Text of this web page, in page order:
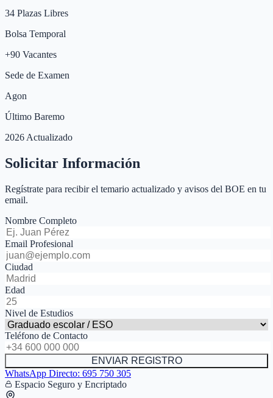
34 Plazas Libres
Bolsa Temporal
+90 Vacantes
Sede de Examen
Agon
Último Baremo
2026 Actualizado
Solicitar Información
Regístrate para recibir el temario actualizado y avisos del BOE en tu
email.
Nombre Completo
Email Profesional
Ciudad
Edad
Nivel de Estudios
Teléfono de Contacto
ENVIAR REGISTRO
WhatsApp Directo: 695 750 305
Espacio Seguro y Encriptado